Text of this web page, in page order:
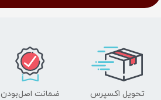
تحویل اکسپرس
ضمانت اصل‌بودن